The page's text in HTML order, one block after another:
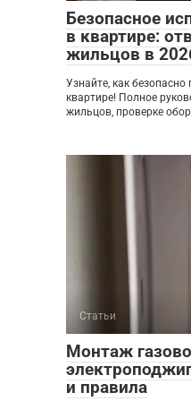
Безопасное
в квартире:
жильцов в
Узнайте, как
квартире! Полное
жильцов, проверке
Статьи
Монтаж
и правила